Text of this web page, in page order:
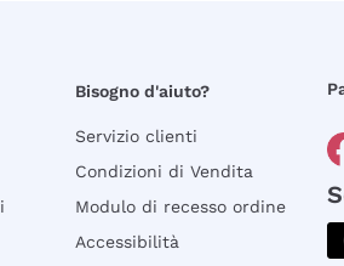
Bisogno d'aiuto?
Servizio clienti
Condizioni di Vendita
Modulo di recesso ordine
Accessibilità